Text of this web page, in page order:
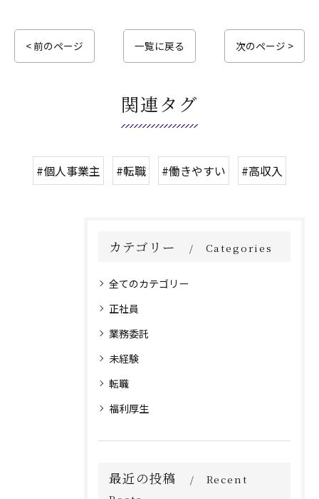
< 前のページ 一覧に戻る 次のページ >
関連タグ
#個人事業主 #転職 #働きやすい #高収入
カテゴリー Categories
全てのカテゴリー
正社員
業務委託
未経験
転職
福利厚生
最近の投稿
Recent